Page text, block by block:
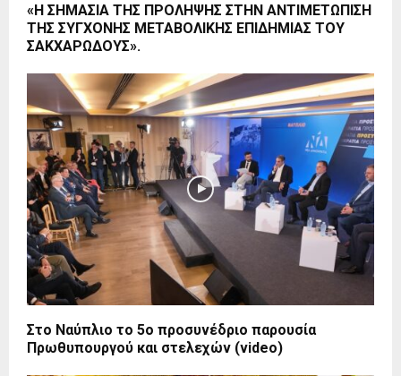
«Η ΣΗΜΑΣΙΑ ΤΗΣ ΠΡΟΛΗΨΗΣ ΣΤΗΝ ΑΝΤΙΜΕΤΩΠΙΣΗ
ΤΗΣ ΣΥΓΧΟΝΗΣ ΜΕΤΑΒΟΛΙΚΗΣ ΕΠΙΔΗΜΙΑΣ ΤΟΥ
ΣΑΚΧΑΡΩΔΟΥΣ».
Στο Ναύπλιο το 5ο προσυνέδριο παρουσία
Πρωθυπουργού και στελεχών (video)